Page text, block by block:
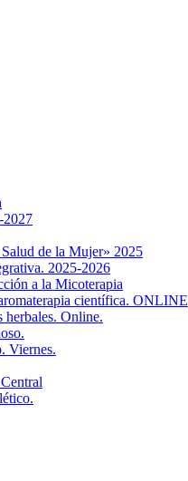
2027
de la Mujer» 2025
2025-2026
a la Micoterapia
científica. ONLINE
herbales. Online.
Viernes.